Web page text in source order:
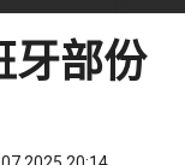
牙部份